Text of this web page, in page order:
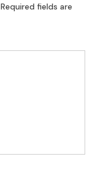
Required fields are